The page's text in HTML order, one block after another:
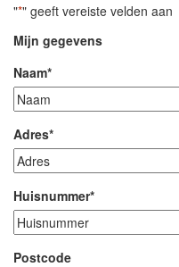
"*" geeft vereiste velden aan
Mijn gegevens
Naam*
Adres*
Huisnummer*
Postcode